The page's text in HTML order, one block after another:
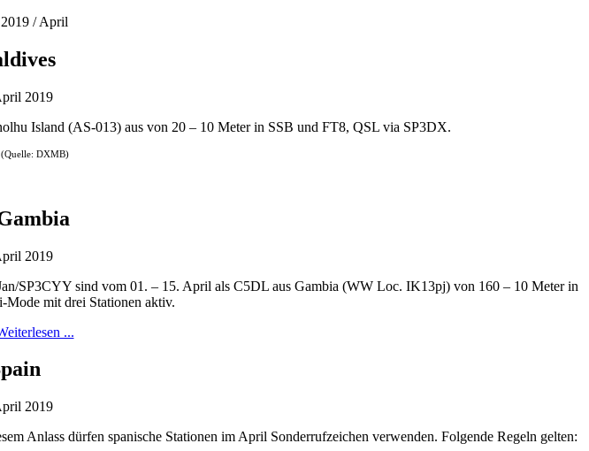
/ April
2019
Island (AS-013) aus von 20 – 10 Meter in SSB und FT8, QSL via SP3DX.
(Quelle: DXMB)
2019
sind vom 01. – 15. April als C5DL aus Gambia (WW Loc. IK13pj) von 160 – 10 Meter in
mit drei Stationen aktiv.
...
2019
Anlass dürfen spanische Stationen im April Sonderrufzeichen verwenden. Folgende Regeln gelten: